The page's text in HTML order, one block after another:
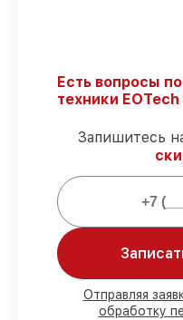
ремонт
8x24 SFP в
Поддержка
виды ремонта
поддержкой
Мы гарантируем:
ремонтов
клиента
90%
складе в
доставляются
Есть вопросы
техники EOTech
Запишитесь
Отправляя
обработку